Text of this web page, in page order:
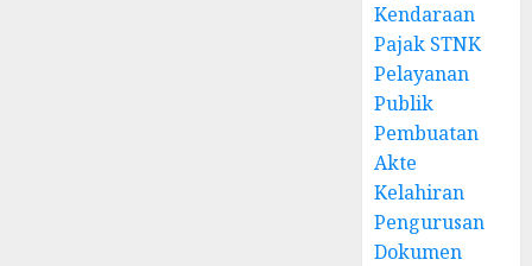
Kendaraan
Pajak STNK
Pelayanan
Publik
Pembuatan
Akte
Kelahiran
Pengurusan
Dokumen